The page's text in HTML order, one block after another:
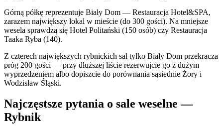
Górną półkę reprezentuje Biały Dom — Restauracja Hotel&SPA,
zarazem największy lokal w mieście (do 300 gości). Na mniejsze
wesela sprawdzą się Hotel Politański (150 osób) czy Restauracja
Taaka Ryba (140).
Z czterech największych rybnickich sal tylko Biały Dom przekracza
próg 200 gości — przy dłuższej liście rezerwujcie go z dużym
wyprzedzeniem albo dopiszcie do porównania sąsiednie Żory i
Wodzisław Śląski.
Najczęstsze pytania o sale weselne —
Rybnik